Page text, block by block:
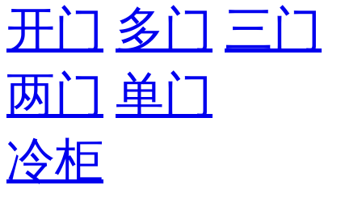
开门 多门 三门
两门 单门
冷柜